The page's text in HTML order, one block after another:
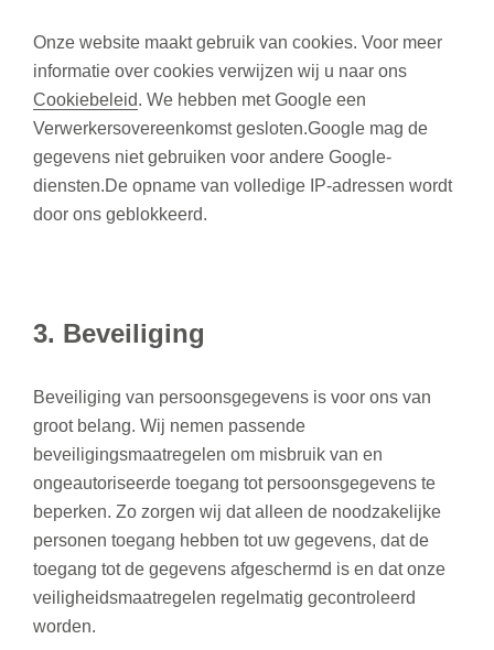
Onze website maakt gebruik van cookies. Voor meer
informatie over cookies verwijzen wij u naar ons
Cookiebeleid. We hebben met Google een
Verwerkersovereenkomst gesloten.Google mag de
gegevens niet gebruiken voor andere Google-
diensten.De opname van volledige IP-adressen wordt
door ons geblokkeerd.
3. Beveiliging
Beveiliging van persoonsgegevens is voor ons van
groot belang. Wij nemen passende
beveiligingsmaatregelen om misbruik van en
ongeautoriseerde toegang tot persoonsgegevens te
beperken. Zo zorgen wij dat alleen de noodzakelijke
personen toegang hebben tot uw gegevens, dat de
toegang tot de gegevens afgeschermd is en dat onze
veiligheidsmaatregelen regelmatig gecontroleerd
worden.